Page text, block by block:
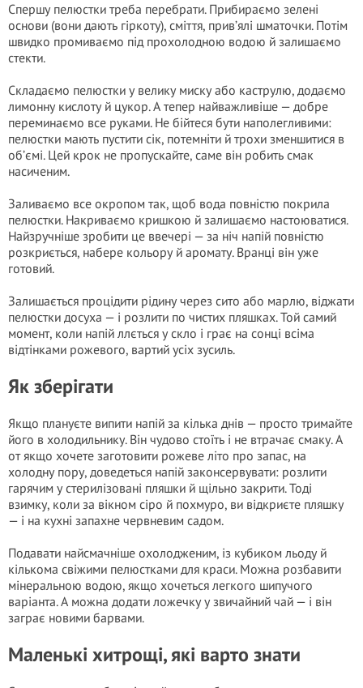
Спершу пелюстки треба перебрати. Прибираємо зелені
основи (вони дають гіркоту), сміття, прив’ялі шматочки. Потім
швидко промиваємо під прохолодною водою й залишаємо
стекти.
Складаємо пелюстки у велику миску або каструлю, додаємо
лимонну кислоту й цукор. А тепер найважливіше — добре
переминаємо все руками. Не бійтеся бути наполегливими:
пелюстки мають пустити сік, потемніти й трохи зменшитися в
об’ємі. Цей крок не пропускайте, саме він робить смак
насиченим.
Заливаємо все окропом так, щоб вода повністю покрила
пелюстки. Накриваємо кришкою й залишаємо настоюватися.
Найзручніше зробити це ввечері — за ніч напій повністю
розкриється, набере кольору й аромату. Вранці він уже
готовий.
Залишається процідити рідину через сито або марлю, віджати
пелюстки досуха — і розлити по чистих пляшках. Той самий
момент, коли напій ллється у скло і грає на сонці всіма
відтінками рожевого, вартий усіх зусиль.
Як зберігати
Якщо плануєте випити напій за кілька днів — просто тримайте
його в холодильнику. Він чудово стоїть і не втрачає смаку. А
от якщо хочете заготовити рожеве літо про запас, на
холодну пору, доведеться напій законсервувати: розлити
гарячим у стерилізовані пляшки й щільно закрити. Тоді
взимку, коли за вікном сіро й похмуро, ви відкриєте пляшку
— і на кухні запахне червневим садом.
Подавати найсмачніше охолодженим, із кубиком льоду й
кількома свіжими пелюстками для краси. Можна розбавити
мінеральною водою, якщо хочеться легкого шипучого
варіанта. А можна додати ложечку у звичайний чай — і він
заграє новими барвами.
Маленькі хитрощі, які варто знати